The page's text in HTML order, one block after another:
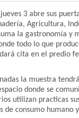
3 abre sus
Agricultura,
la gastronomía y
todo lo que
cita en el predio
la muestra
donde se
utilizan practicas
de consumo humano